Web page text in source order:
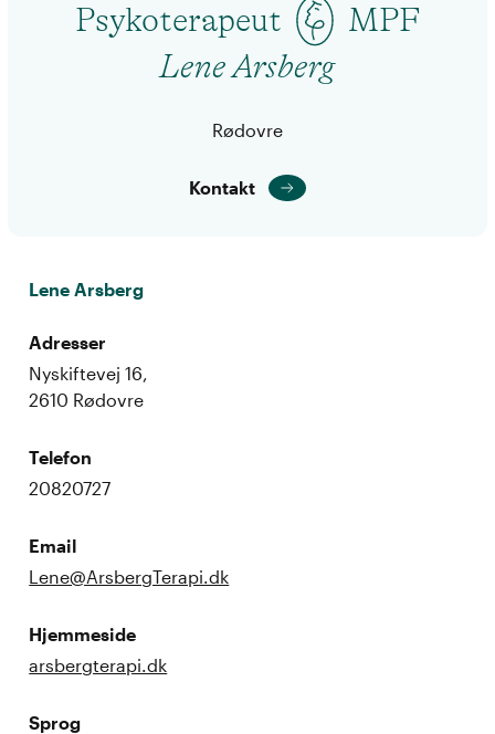
Psykoterapeut
MPF
Lene Arsberg
Rødovre
Kontakt
Lene Arsberg
Adresser
Nyskiftevej 16,
2610 Rødovre
Telefon
20820727
Email
Lene@ArsbergTerapi.dk
Hjemmeside
arsbergterapi.dk
Sprog